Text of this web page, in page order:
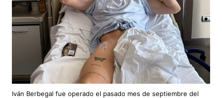
Iván Berbegal fue operado el pasado mes de septiembre del